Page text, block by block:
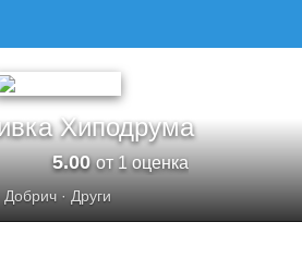
Хиподрума
5.00от 1 оценка
Добрич· Други